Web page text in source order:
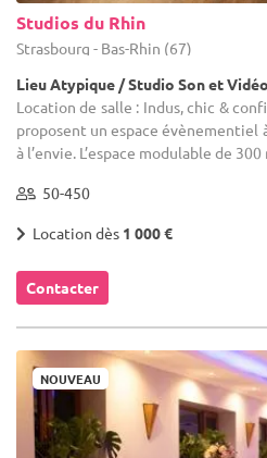
Studios du Rhin
Strasbourg - Bas-Rhin (67)
Lieu Atypique / Studio Son et Vidéo
Location de salle : Indus, chic &
proposent un espace évènementiel
à l’envie. L’espace modulable de 300
50-450
Location dès 1 000 €
Contacter
NOUVEAU